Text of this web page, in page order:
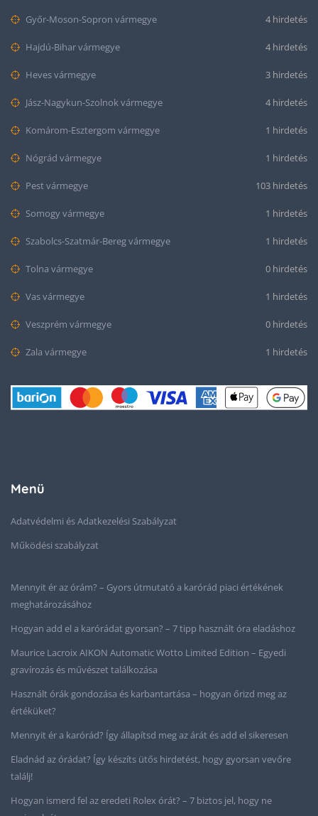
Győr-Moson-Sopron vármegye 4 hirdetés
Hajdú-Bihar vármegye 4 hirdetés
Heves vármegye 3 hirdetés
Jász-Nagykun-Szolnok vármegye 4 hirdetés
Komárom-Esztergom vármegye 1 hirdetés
Nógrád vármegye 1 hirdetés
Pest vármegye 103 hirdetés
Somogy vármegye 1 hirdetés
Szabolcs-Szatmár-Bereg vármegye 1 hirdetés
Tolna vármegye 0 hirdetés
Vas vármegye 1 hirdetés
Veszprém vármegye 0 hirdetés
Zala vármegye 1 hirdetés
Menü
Adatvédelmi és Adatkezelési Szabályzat
Működési szabályzat
Mennyit ér az órám? – Gyors útmutató a karórád piaci értékének
meghatározásához
Hogyan add el a karórádat gyorsan? – 7 tipp használt óra eladáshoz
Maurice Lacroix AIKON Automatic Wotto Limited Edition – Egyedi
gravírozás és művészet találkozása
Használt órák gondozása és karbantartása – hogyan őrizd meg az
értéküket?
Mennyit ér a karórád? Így állapítsd meg az árát és add el sikeresen
Eladnád az órádat? Így készíts ütős hirdetést, hogy gyorsan vevőre
találj!
Hogyan ismerd fel az eredeti Rolex órát? – 7 biztos jel, hogy ne